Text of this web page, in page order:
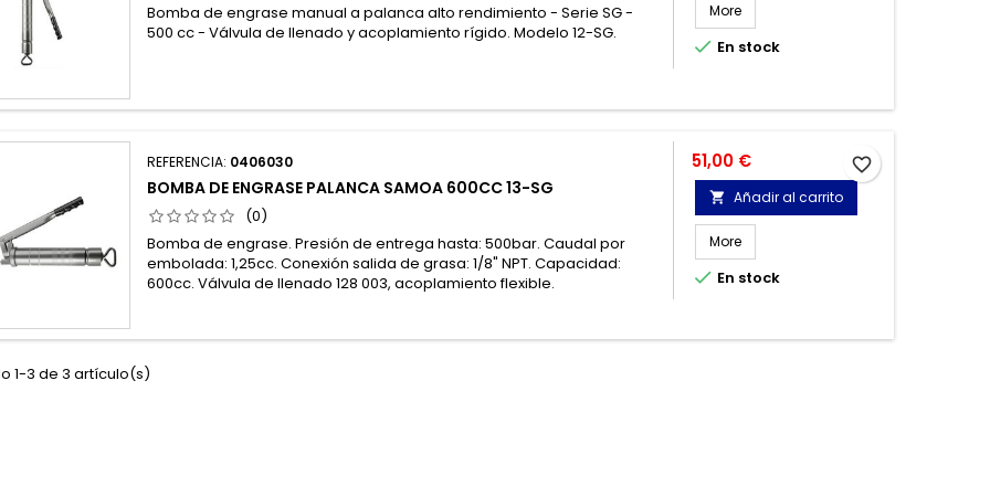
Bomba de engrase manual a palanca alto rendimiento - Serie SG -
500 cc - Válvula de llenado y acoplamiento rígido. Modelo 12-SG.
More
 En stock
REFERENCIA: 0406030
BOMBA DE ENGRASE PALANCA SAMOA 600CC 13-SG
(0)
Bomba de engrase. Presión de entrega hasta: 500bar. Caudal por
embolada: 1,25cc. Conexión salida de grasa: 1/8" NPT. Capacidad:
600cc. Válvula de llenado 128 003, acoplamiento flexible.
Precio
51,00 €
 Añadir al carrito
More
 En stock
favorite_border
1-3 de 3 artículo(s)